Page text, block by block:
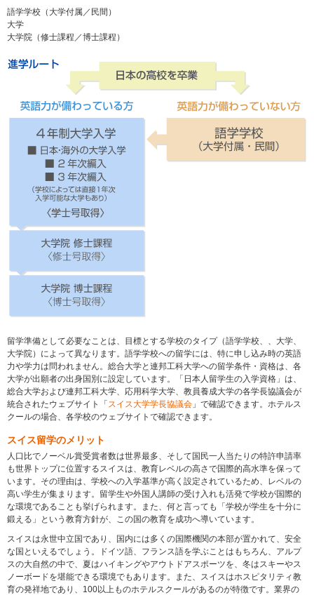
語学学校（大学付属／民間）
大学
大学院（修士課程／博士課程）
留学準備として必要なことは、目標とする学校のタイプ（語学学校、、大学、
大学院）によって異なります。語学学校への留学には、特に申し込み時の英語
力や学力は問われません。総合大学と連邦工科大学への留学条件・資格は、各
大学が出願者の出身国別に設定しています。「日本人留学生の入学資格」は、
総合大学および連邦工科大学、応用科学大学、教員養成大学の各学長協議会が
統合されたウェブサイト「 スイス大学学長協議会 」で確認できます。ホテルス
クールの場合、各学校のウェブサイトで確認できます。
スイス留学のメリット
人口比でノーベル賞受賞者数は世界最多、そして国民一人当たりの特許申請率
も世界トップに位置するスイスは、教育レベルの高さで国際的高水準を保って
います。その理由は、学校への入学基準が高く設定されているため、レベルの
高い学生が集まります。留学生や外国人講師の受け入れも活発で学校が国際的
な環境であることも挙げられます。また、何と言っても「学校が学生を十分に
鍛える」という教育方針が、この国の教育を成功へ導いています。
スイスは永世中立国であり、国内には多くの国際機関の本部が置かれて、安全
な国といえるでしょう。ドイツ語、フランス語を学ぶことはもちろん、アルプ
スの大自然の中で、夏はハイキングやアウトドアスポーツを、冬はスキーやス
ノーボードを堪能できる環境でもあります。また、スイスはホスピタリティ教
育の発祥地であり、100以上ものホテルスクールがあるのが特徴です。業界の